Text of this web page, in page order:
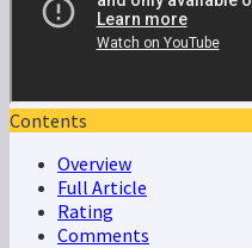
Contents
Overview
Full Article
Rating
Comments